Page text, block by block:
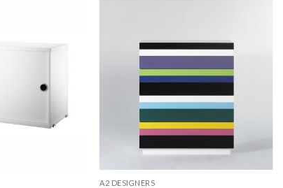
A2 DESIGNERS